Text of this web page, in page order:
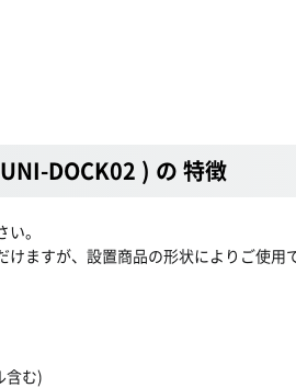
DOCK02 ) の 特徴
。
ますが、設置商品の形状によりご使用
含む)